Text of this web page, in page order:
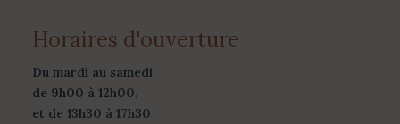
Horaires d'ouverture
Du mardi au samedi
de 9h00 à 12h00,
et de 13h30 à 17h30